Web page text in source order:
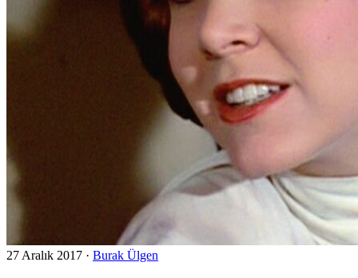
27 Aralık 2017 · Burak Ülgen